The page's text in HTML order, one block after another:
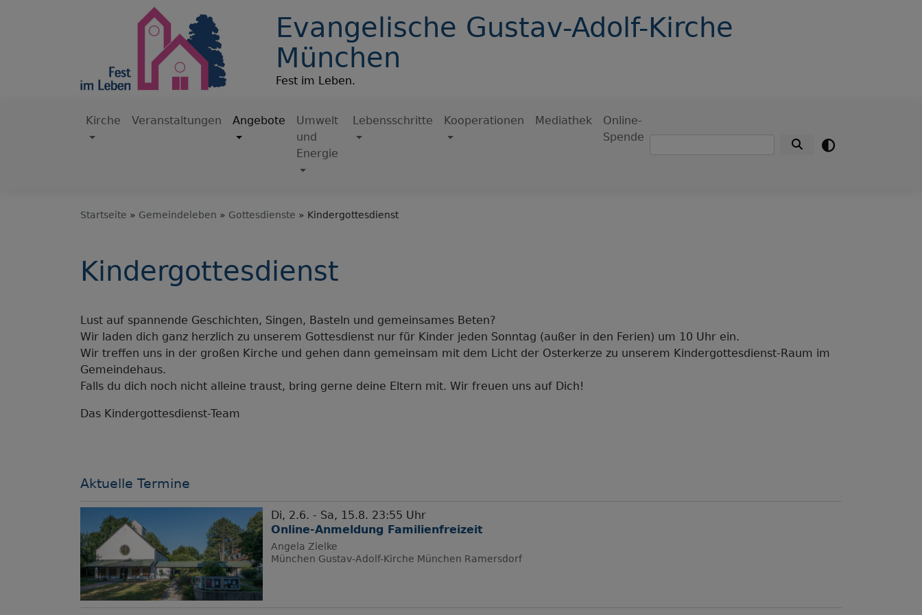
Evangelische Gustav-Adolf-Kirche
München
Fest im Leben.
Kirche Veranstaltungen Angebote
Umwelt
und
Energie
Lebensschritte Kooperationen Mediathek
Online-
SpendeSuche
Startseite Gemeindeleben Gottesdienste Kindergottesdienst
Kindergottesdienst
Lust auf spannende Geschichten, Singen, Basteln und gemeinsames Beten?
Wir laden dich ganz herzlich zu unserem Gottesdienst nur für Kinder jeden Sonntag (außer in den Ferien) um 10 Uhr ein.
Wir treffen uns in der großen Kirche und gehen dann gemeinsam mit dem Licht der Osterkerze zu unserem Kindergottesdienst-Raum im
Gemeindehaus.
Falls du dich noch nicht alleine traust, bring gerne deine Eltern mit. Wir freuen uns auf Dich!
Das Kindergottesdienst-Team
Aktuelle Termine
Di, 2.6. - Sa, 15.8. 23:55 Uhr
Online-Anmeldung Familienfreizeit
Angela Zielke
München Gustav-Adolf-Kirche München Ramersdorf